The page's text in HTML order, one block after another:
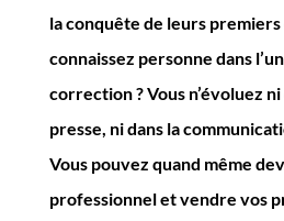
la conquête de leurs premiers
connaissez personne dans
correction ? Vous n’évoluez ni
presse, ni dans la
Vous pouvez quand même
professionnel et vendre vos